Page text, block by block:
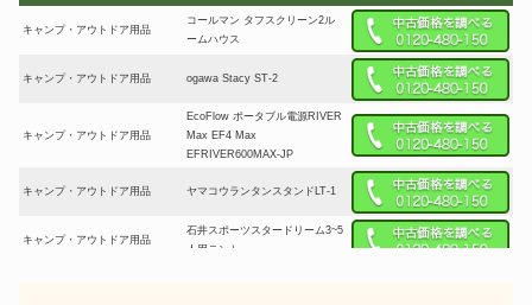
キャンプ・アウトドア用品
コールマン タフスクリーン2ル
ームハウス
キャンプ・アウトドア用品 ogawa Stacy ST-2
キャンプ・アウトドア用品
EcoFlow ポータブル電源RIVER
Max EF4 Max
EFRIVER600MAX-JP
キャンプ・アウトドア用品 ヤマコウランタンスタンドLT-1
キャンプ・アウトドア用品
石井スポーツスタードリーム3~5
人用テント